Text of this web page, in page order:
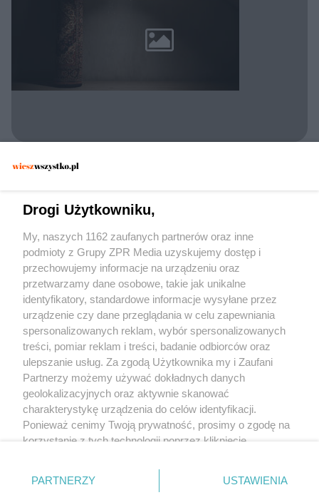
dywan wystarczył, by zmylić
funkcjonariuszy?
Żaden utwór zamieszczony w serwisie nie może być powielany i
rozpowszechniany lub dalej rozpowszechniany w jakikolwiek sposób (w tym
także elektroniczny lub mechaniczny) na jakimkolwiek polu eksploatacji w
jakiejkolwiek formie, włącznie z umieszczaniem w Internecie bez pisemnej
zgody właściciela praw. Jakiekolwiek użycie lub wykorzystanie utworów w
całości lub w części z naruszeniem prawa, tzn. bez właściwej zgody, jest
zabronione pod groźbą kary i może być ścigane prawnie.
Drogi Użytkowniku,
My, naszych 1162 zaufanych partnerów oraz inne
podmioty z Grupy ZPR Media uzyskujemy dostęp i
przechowujemy informacje na urządzeniu oraz
przetwarzamy dane osobowe, takie jak unikalne
identyfikatory, standardowe informacje wysyłane przez
urządzenie czy dane przeglądania w celu zapewniania
spersonalizowanych reklam, wybór spersonalizowanych
treści, pomiar reklam i treści, badanie odbiorców oraz
ulepszanie usług. Za zgodą Użytkownika my i Zaufani
Partnerzy możemy używać dokładnych danych
geolokalizacyjnych oraz aktywnie skanować
charakterystykę urządzenia do celów identyfikacji.
Ponieważ cenimy Twoją prywatność, prosimy o zgodę na
korzystanie z tych technologii poprzez kliknięcie
zmienić/wycofać klikając przycisk ustawień prywatności
znajdujący się w lewym dolnym rogu strony
PARTNERZY USTAWIENIA